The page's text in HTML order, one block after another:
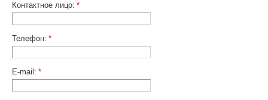
Контактное лицо: *
Телефон: *
E-mail: *